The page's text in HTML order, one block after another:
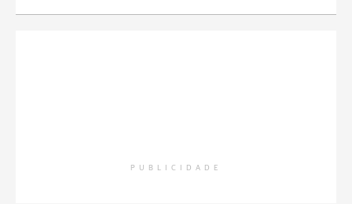
PUBLICIDADE